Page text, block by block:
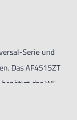
Serie und
Das AF4515ZT
das WF-